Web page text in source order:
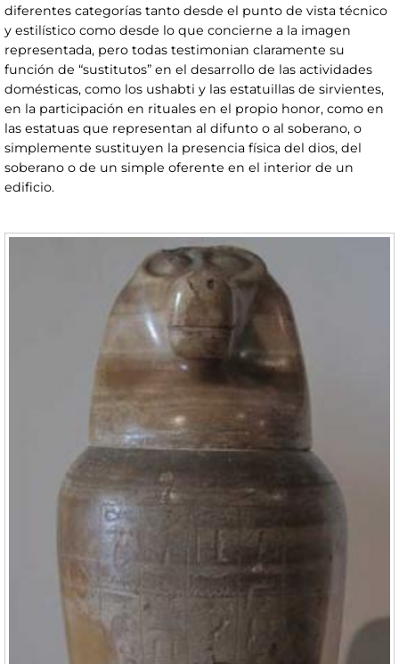
diferentes categorías tanto desde el punto de vista técnico
y estilístico como desde lo que concierne a la imagen
representada, pero todas testimonian claramente su
función de “sustitutos” en el desarrollo de las actividades
domésticas, como los ushabti y las estatuillas de sirvientes,
en la participación en rituales en el propio honor, como en
las estatuas que representan al difunto o al soberano, o
simplemente sustituyen la presencia física del dios, del
soberano o de un simple oferente en el interior de un
edificio.